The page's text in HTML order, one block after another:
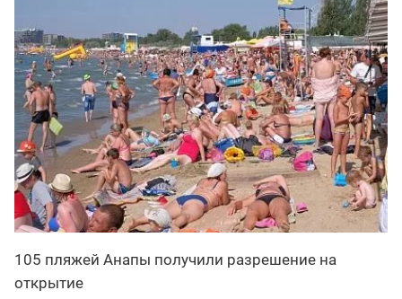
105 пляжей Анапы получили разрешение на
открытие